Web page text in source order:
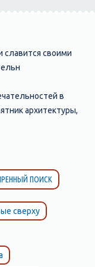
славится своими
в
архитектуры,
французского
прогулок и отдыха
на южном
разнообразную
клумбы.
ПОИСК
сверху